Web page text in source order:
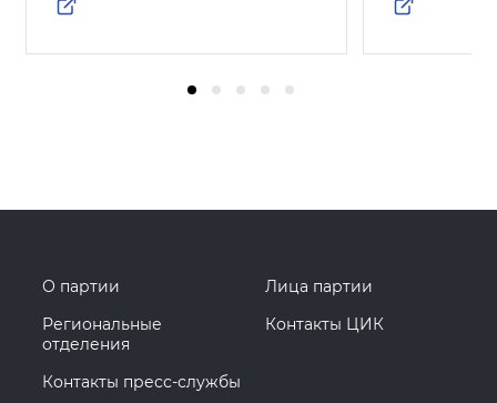
О партии
Лица партии
Региональные
отделения
Контакты ЦИК
Контакты пресс-службы